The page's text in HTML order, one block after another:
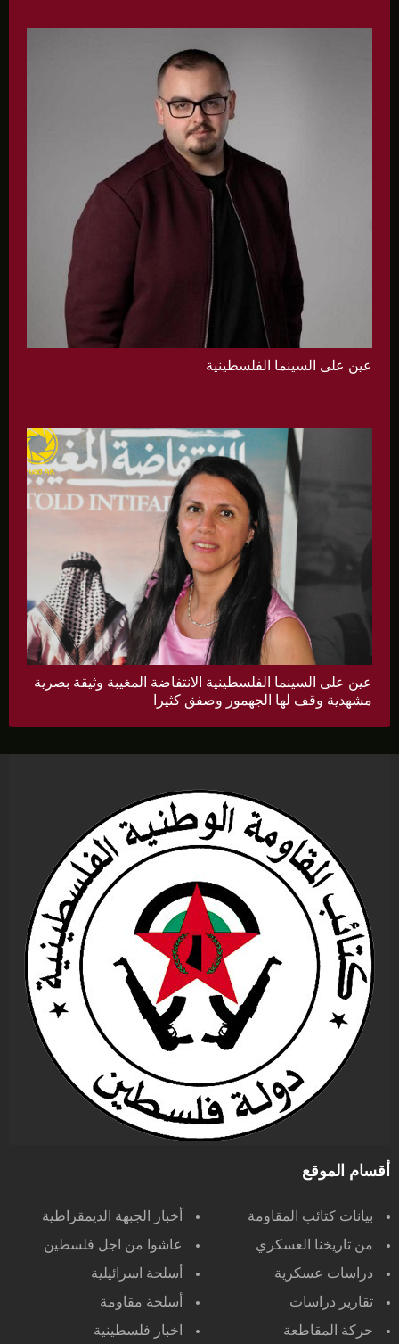
عين على السينما الفلسطينية
عين على السينما الفلسطينية الانتفاضة المغيبة وثيقة بصرية
مشهدية وقف لها الجهمور وصفق كثيرا
أقسام الموقع
بيانات كتائب المقاومة
أخبار الجبهة الديمقراطية
من تاريخنا العسكري
عاشوا من اجل فلسطين
دراسات عسكرية
أسلحة اسرائيلية
تقارير دراسات
أسلحة مقاومة
حركة المقاطعة
اخبار فلسطينية